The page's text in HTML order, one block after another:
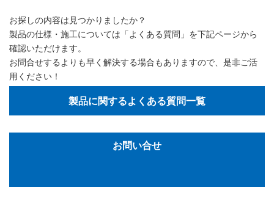
お探しの内容は見つかりましたか？
製品の仕様・施工については「よくある質問」を下記ページから
確認いただけます。
お問合せするよりも早く解決する場合もありますので、是非ご活
用ください！
製品に関するよくある質問一覧
お問い合せ